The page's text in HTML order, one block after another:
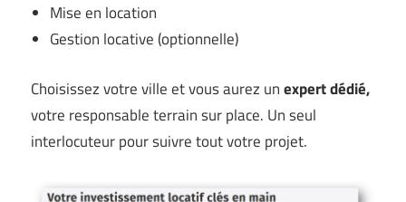
Mise en location
Gestion locative (optionnelle)
Choisissez votre ville et vous aurez unexpert dédié,
votre responsable terrain sur place. Un seul
interlocuteur pour suivre tout votre projet.